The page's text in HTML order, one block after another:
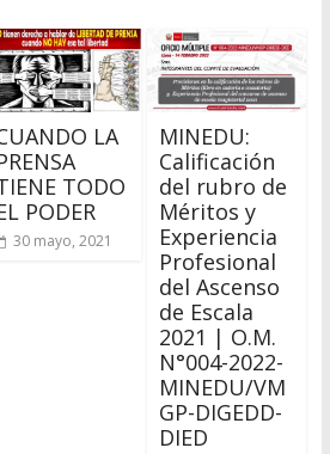
LA
TODO
PODER
30 mayo, 2021
MINEDU:
Calificación
del rubro de
Méritos y
Experiencia
Profesional
del Ascenso
de Escala
2021 | O.M.
N°004-2022-
MINEDU/VM
GP-DIGEDD-
DIED